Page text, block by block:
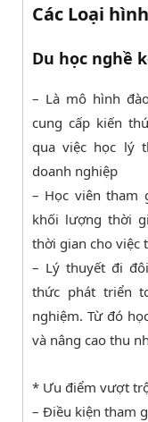
Các Loại
Du học nghề
– Là mô hình
cung cấp kiến
qua việc học lý
doanh nghiệp
– Học viên tham
khối lượng thời
thời gian cho việc
– Lý thuyết đi
thức phát triển
nghiệm. Từ đó
và nâng cao thu
* Ưu điểm vượt
– Điều kiện tham